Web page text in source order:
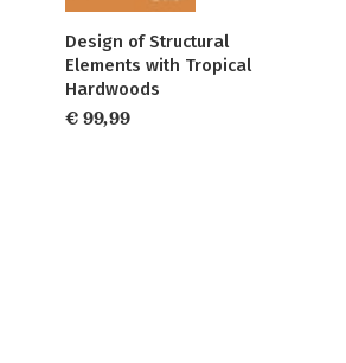
Design of Structural
Elements with Tropical
Hardwoods
€ 99,99